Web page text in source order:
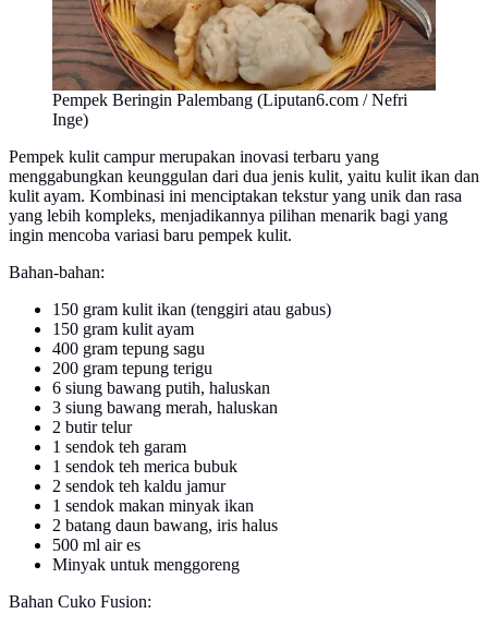
Pempek Beringin Palembang (Liputan6.com / Nefri
Inge)
Pempek kulit campur merupakan inovasi terbaru yang
menggabungkan keunggulan dari dua jenis kulit, yaitu kulit ikan dan
kulit ayam. Kombinasi ini menciptakan tekstur yang unik dan rasa
yang lebih kompleks, menjadikannya pilihan menarik bagi yang
ingin mencoba variasi baru pempek kulit.
Bahan-bahan:
150 gram kulit ikan (tenggiri atau gabus)
150 gram kulit ayam
400 gram tepung sagu
200 gram tepung terigu
6 siung bawang putih, haluskan
3 siung bawang merah, haluskan
2 butir telur
1 sendok teh garam
1 sendok teh merica bubuk
2 sendok teh kaldu jamur
1 sendok makan minyak ikan
2 batang daun bawang, iris halus
500 ml air es
Minyak untuk menggoreng
Bahan Cuko Fusion: